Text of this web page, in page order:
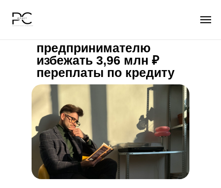
предпринимателю
избежать 3,96 млн ₽
переплаты по кредиту